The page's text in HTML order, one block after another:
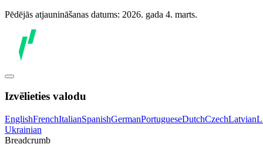
Pēdējās atjaunināšanas datums: 2026. gada 4. marts.
Izvēlieties valodu
EnglishFrenchItalianSpanishGermanPortugueseDutchCzechLatvian
Ukrainian
Breadcrumb